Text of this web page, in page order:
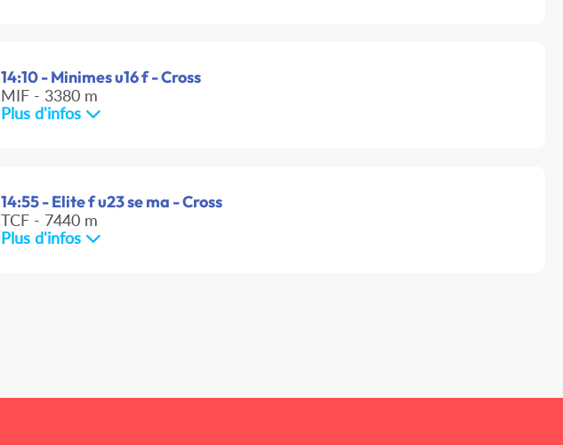
14:10 - Minimes u16 f - Cross
MIF - 3380 m
Plus d'infos
14:55 - Elite f u23 se ma - Cross
TCF - 7440 m
Plus d'infos